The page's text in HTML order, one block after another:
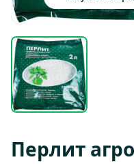
Перлит